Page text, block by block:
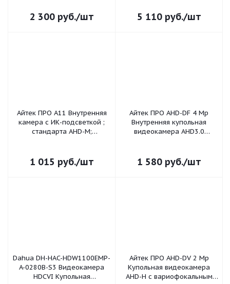
1080P 1/2.9 2Mп Sony Exmor
CMOS фикс. объектив: 3
2 300руб./шт 5 110руб./шт
Айтек ПРО A11 Внутренняя
камера с ИК-подсветкой ;
стандарта AHD-M;
DSP Fuhan8532;
Минимальная освещ
1 015 руб./шт
Айтек ПРО AHD-DF 4 Mp
Внутренняя купольная
видеокамера AHD3.0
матрицы 2592х1520 (4 Mp).
Минимальная о
1 580руб./шт
Dahua DH-HAC-HDW1100EMP-
A-0280B-S3 Видеокамера
HDCVI Купольная
Айтек ПРО AHD-DV 2 Mp
Купольная видеокамера
AHD-H с вариофокальным